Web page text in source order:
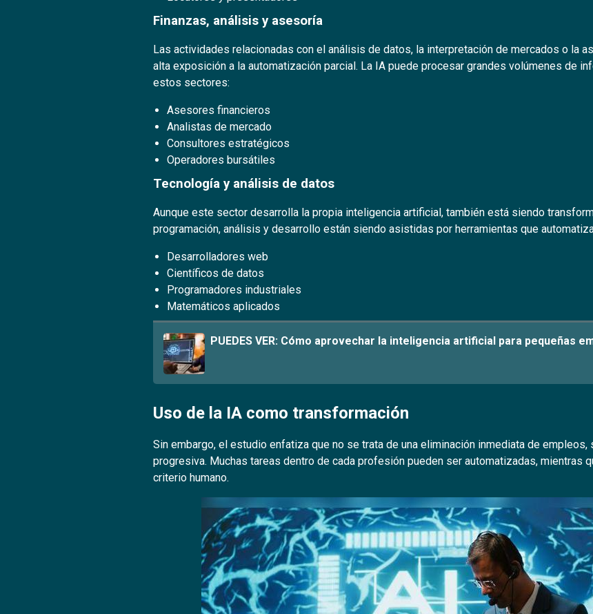
Finanzas, análisis y asesoría
Las actividades relacionadas con el análisis de datos, la interpretación de mercados o la
alta exposición a la automatización parcial. La IA puede procesar grandes volúmenes de
estos sectores:
Asesores financieros
Analistas de mercado
Consultores estratégicos
Operadores bursátiles
Tecnología y análisis de datos
Aunque este sector desarrolla la propia inteligencia artificial, también está siendo
programación, análisis y desarrollo están siendo asistidas por herramientas que
Desarrolladores web
Científicos de datos
Programadores industriales
Matemáticos aplicados
PUEDES VER: Cómo aprovechar la inteligencia artificial para pequeñas
Uso de la IA como transformación
Sin embargo, el estudio enfatiza que no se trata de una eliminación inmediata de empleos,
progresiva. Muchas tareas dentro de cada profesión pueden ser automatizadas, mientras
criterio humano.